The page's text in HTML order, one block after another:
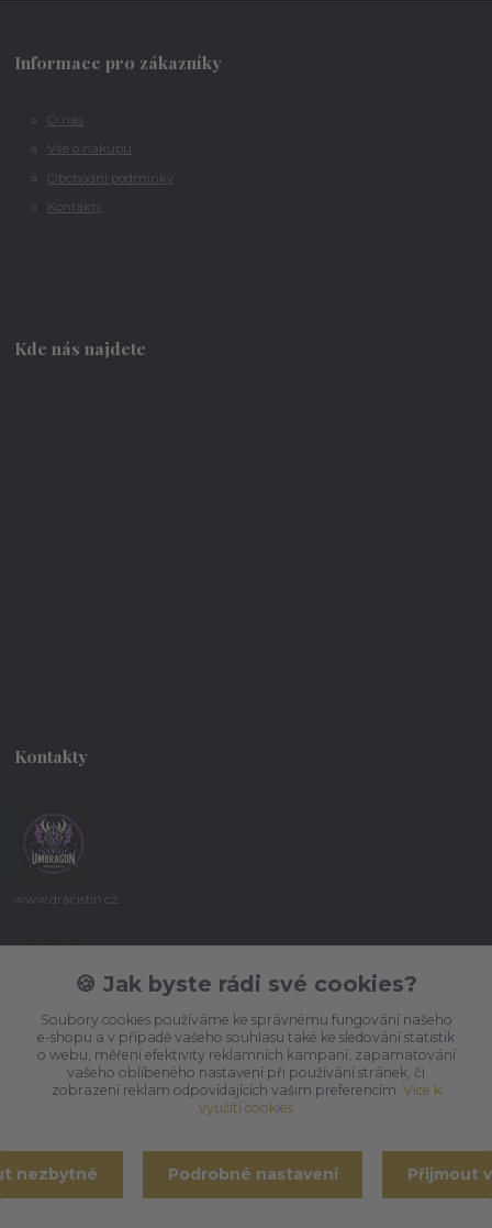
Informace pro zákazníky
O nás
Vše o nákupu
Obchodní podmínky
Kontakty
Kde nás najdete
Kontakty
www.dracistin.cz
+420 737 613 735
(Po-Pá 9:30-18:00 hod.)
umbragon@email.cz
🍪 Jak byste rádi své cookies?
Soubory cookies používáme ke správnému fungování našeho
e-shopu a v případě vašeho souhlasu také ke sledování statistik
o webu, měření efektivity reklamních kampaní, zapamatování
vašeho oblíbeného nastavení při používání stránek, či
zobrazení reklam odpovídajících vašim preferencím. Více k
využití cookies
nezbytné Podrobné nastavení Přijmout